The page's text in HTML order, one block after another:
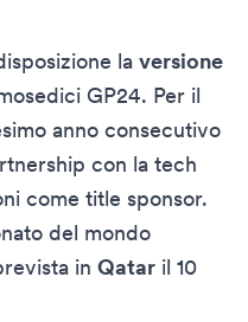
la versione
GP24. Per il
anno consecutivo
con la tech
come title sponsor.
del mondo
in Qatar il 10